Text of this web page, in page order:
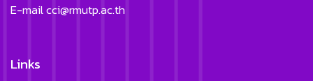
E-mailcci@rmutp.ac.th
Links